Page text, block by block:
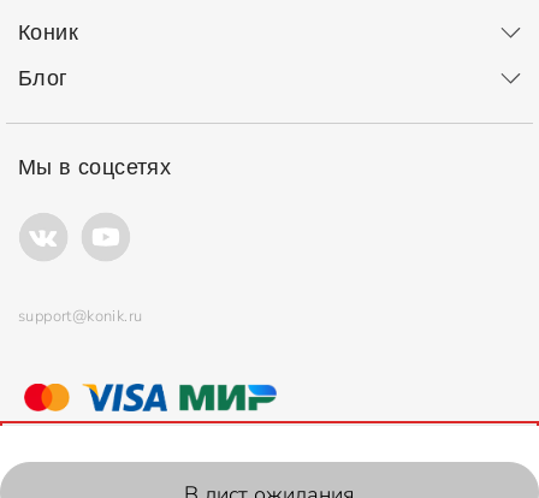
Коник
Блог
Мы в соцсетях
support@konik.ru